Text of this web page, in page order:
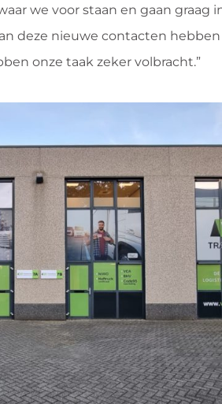
we voor staan en gaan
deze nieuwe contacten
onze taak zeker volbracht.”